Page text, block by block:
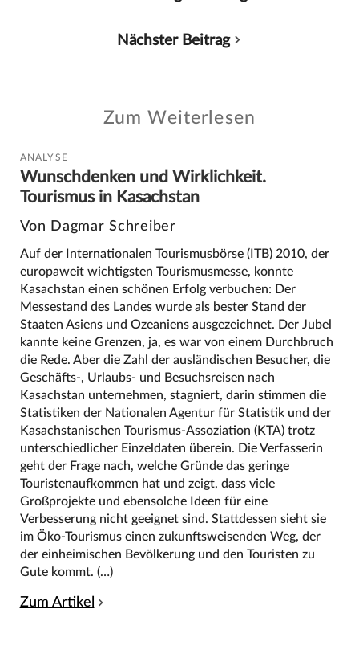
Nächster Beitrag
Zum Weiterlesen
ANALYSE
Wunschdenken und Wirklichkeit.
Tourismus in Kasachstan
Von Dagmar Schreiber
Auf der Internationalen Tourismusbörse (ITB) 2010, der
europaweit wichtigsten Tourismusmesse, konnte
Kasachstan einen schönen Erfolg verbuchen: Der
Messestand des Landes wurde als bester Stand der
Staaten Asiens und Ozeaniens ausgezeichnet. Der Jubel
kannte keine Grenzen, ja, es war von einem Durchbruch
die Rede. Aber die Zahl der ausländischen Besucher, die
Geschäfts-, Urlaubs- und Besuchsreisen nach
Kasachstan unternehmen, stagniert, darin stimmen die
Statistiken der Nationalen Agentur für Statistik und der
Kasachstanischen Tourismus-Assoziation (KTA) trotz
unterschiedlicher Einzeldaten überein. Die Verfasserin
geht der Frage nach, welche Gründe das geringe
Touristenaufkommen hat und zeigt, dass viele
Großprojekte und ebensolche Ideen für eine
Verbesserung nicht geeignet sind. Stattdessen sieht sie
im Öko-Tourismus einen zukunftsweisenden Weg, der
der einheimischen Bevölkerung und den Touristen zu
Gute kommt. (…)
Zum Artikel